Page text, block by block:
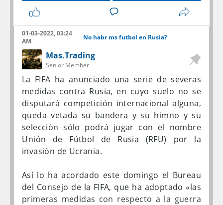
Holloway con 7.29 en 60 m vallas) la pista
madrileña no arrojó esta vez nuevas
plusmarcas, pero sí registros de categoría.
Como el de Yulimar Rojas. La discípula del
cubano Iván Pedroso se sabía preparada
para volver a intentarlo. «Madrid es como mi
casa, siempre se me da bien y Gallur es una
pista que añoro», había declarado la víspera
del mitin.
En efecto, ya en el segundo salto se fue a
15,35 metros, tercera mejor marca de la
los 15,41 en el penúltimo turno, a sólo dos
centímetros de su plusmarca universal. Le
quedaba una bala, pero esta vez no mejoró.
01-03-2022, 03:24
AM
No habr ms futbol en Rusia?
Mas.Trading
Senior Member
La FIFA ha anunciado una serie de severas
medidas contra Rusia, en cuyo suelo no se
disputará competición internacional alguna,
queda vetada su bandera y su himno y su
selección sólo podrá jugar con el nombre
Unión de Fútbol de Rusia (RFU) por la
invasión de Ucrania.
Así lo ha acordado este domingo el Bureau
del Consejo de la FIFA, que ha adoptado «las
primeras medidas con respecto a la guerra